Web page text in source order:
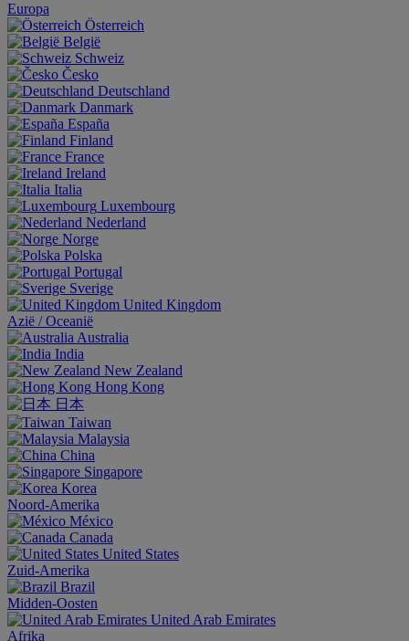
Europa
Österreich
België
Schweiz
Česko
Deutschland
Danmark
España
Finland
France
Ireland
Italia
Luxembourg
Nederland
Norge
Polska
Portugal
Sverige
United Kingdom
Aziё / Oceaniё
Australia
India
New Zealand
Hong Kong
日本
Taiwan
Malaysia
China
Singapore
Korea
Noord-Amerika
México
Canada
United States
Zuid-Amerika
Brazil
Midden-Oosten
United Arab Emirates
Afrika